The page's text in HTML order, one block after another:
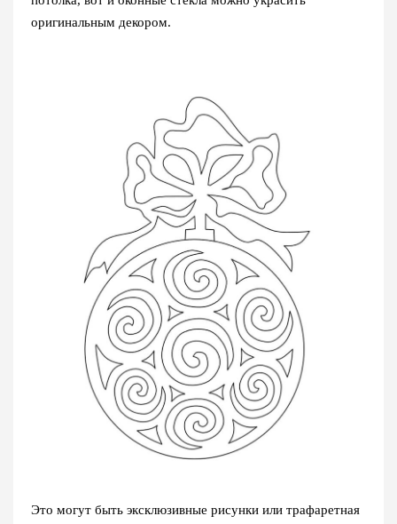
оригинальным декором.
Это могут быть эксклюзивные рисунки или трафаретная